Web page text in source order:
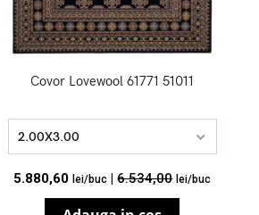
Covor Lovewool 61771 51011
2.00X3.00
5.880,60lei/buc | 6.534,00 lei/buc